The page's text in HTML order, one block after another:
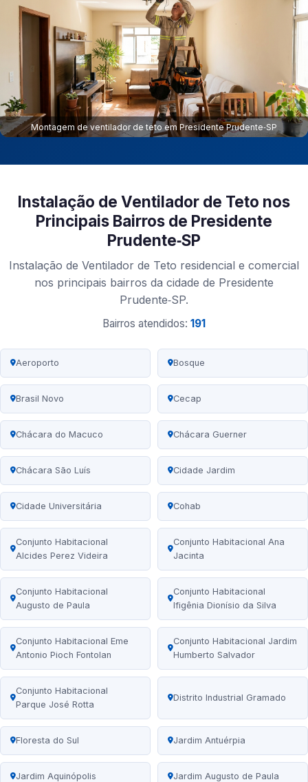
Montagem de ventilador de teto em Presidente Prudente‑SP
Instalação de Ventilador de Teto nos
Principais Bairros de Presidente
Prudente‑SP
Instalação de Ventilador de Teto residencial e comercial
nos principais bairros da cidade de Presidente
Prudente‑SP.
Bairros atendidos: 191
Aeroporto Bosque
Brasil Novo Cecap
Chácara do Macuco Chácara Guerner
Chácara São Luís Cidade Jardim
Cidade Universitária Cohab
Conjunto Habitacional
Alcides Perez Videira
Conjunto Habitacional Ana
Jacinta
Conjunto Habitacional
Augusto de Paula
Conjunto Habitacional
Ifigênia Dionísio da Silva
Conjunto Habitacional Eme
Antonio Pioch Fontolan
Conjunto Habitacional Jardim
Humberto Salvador
Conjunto Habitacional
Parque José Rotta
Distrito Industrial Gramado
Floresta do Sul Jardim Antuérpia
Jardim Aquinópolis Jardim Augusto de Paula